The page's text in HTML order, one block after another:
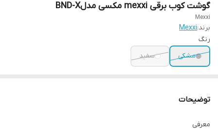
گوشت کوب برقی mexxi مکسی مدلBND-X
Mexxi
برند:Mexxi
رنگ
مشکی
سفید
توضیحات
معرفی